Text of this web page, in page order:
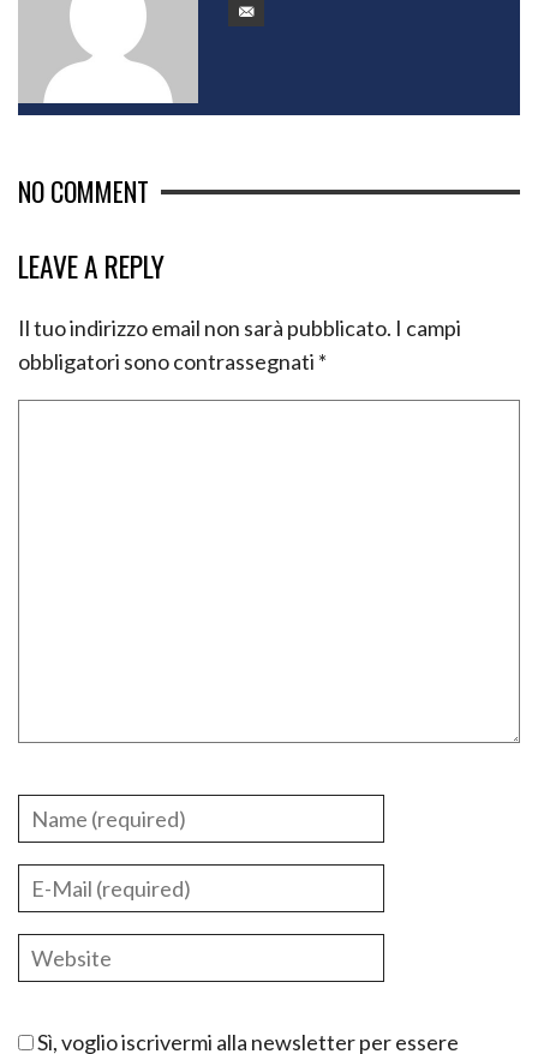
NO COMMENT
LEAVE A REPLY
Il tuo indirizzo email non sarà pubblicato. I campi
obbligatori sono contrassegnati *
Sì, voglio iscrivermi alla newsletter per essere